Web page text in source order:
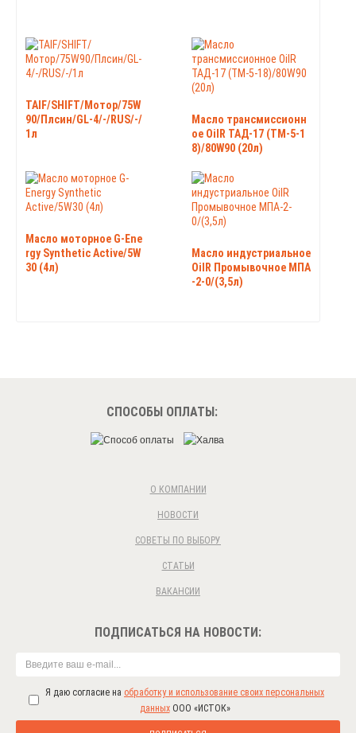
TAIF/SHIFT/Мотор/75W
90/Плсин/GL-4/-/RUS/-/
1л
Масло трансмиссионн
ое OilR ТАД-17 (ТМ-5-1
8)/80W90 (20л)
Масло моторное G-Ene
rgy Synthetic Active/5W
30 (4л)
Масло индустриальное
OilR Промывочное МПА
-2-0/(3,5л)
СПОСОБЫ ОПЛАТЫ:
О КОМПАНИИ
НОВОСТИ
СОВЕТЫ ПО ВЫБОРУ
СТАТЬИ
ВАКАНСИИ
ПОДПИСАТЬСЯ НА НОВОСТИ:
Я даю согласие на обработку и использование своих персональных
данныхООО «ИСТОК»